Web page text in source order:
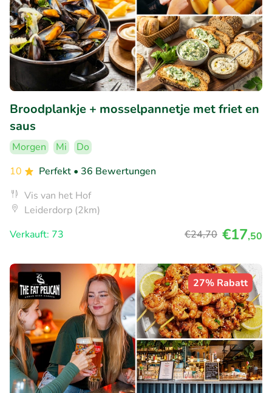
Broodplankje + mosselpannetje met friet en
saus
Morgen Mi
Do
10
Perfekt • 36 Bewertungen
Vis van het Hof
Leiderdorp (2km)
Verkauft: 73
€24,70 €17,50
27% Rabatt